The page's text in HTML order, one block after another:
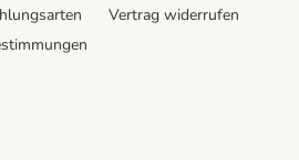
Vertrag widerrufen